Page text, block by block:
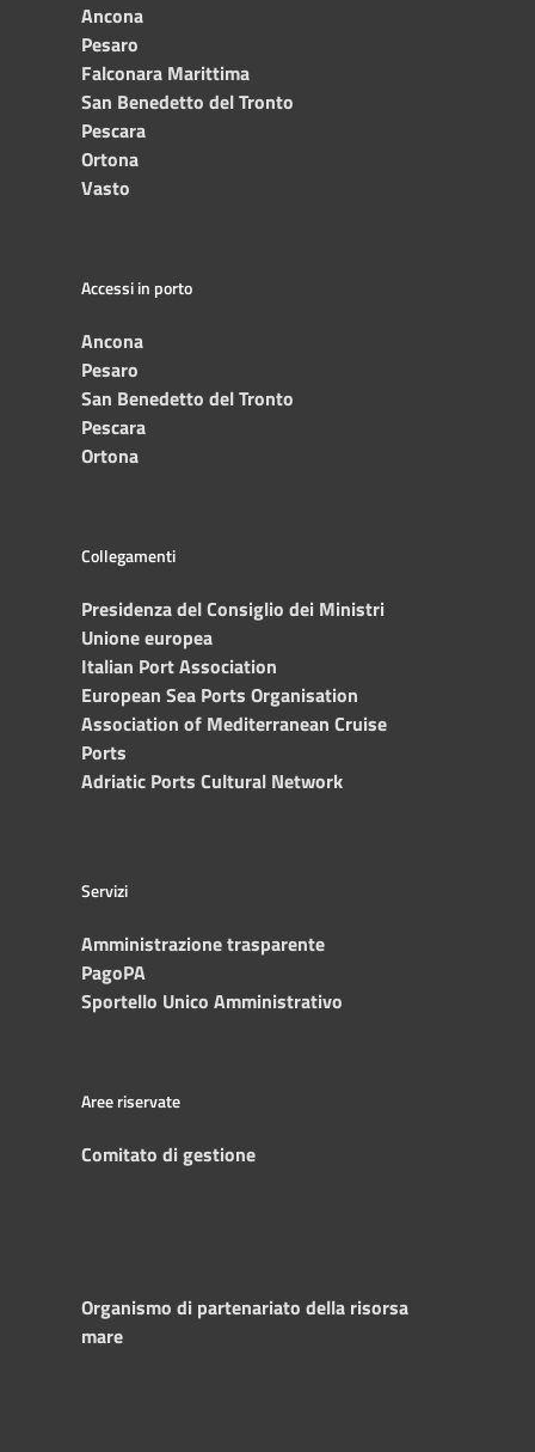
Ancona
Pesaro
Falconara Marittima
San Benedetto del Tronto
Pescara
Ortona
Vasto
Accessi in porto
Ancona
Pesaro
San Benedetto del Tronto
Pescara
Ortona
Collegamenti
Presidenza del Consiglio dei Ministri
Unione europea
Italian Port Association
European Sea Ports Organisation
Association of Mediterranean Cruise
Ports
Adriatic Ports Cultural Network
Servizi
Amministrazione trasparente
PagoPA
Sportello Unico Amministrativo
Aree riservate
Comitato di gestione
Organismo di partenariato della risorsa
mare